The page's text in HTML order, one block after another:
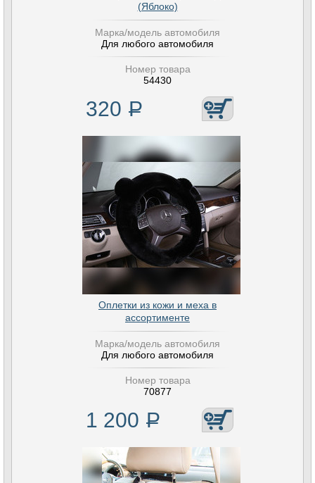
(Яблоко)
Марка/модель автомобиля
Для любого автомобиля
Номер товара
54430
320 Р
Оплетки из кожи и меха в
ассортименте
Марка/модель автомобиля
Для любого автомобиля
Номер товара
70877
1 200 Р